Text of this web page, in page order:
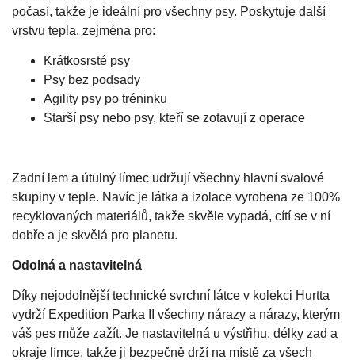
počasí, takže je ideální pro všechny psy. Poskytuje další
vrstvu tepla, zejména pro:
Krátkosrsté psy
Psy bez podsady
Agility psy po tréninku
Starší psy nebo psy, kteří se zotavují z operace
Zadní lem a útulný límec udržují všechny hlavní svalové
skupiny v teple. Navíc je látka a izolace vyrobena ze 100%
recyklovaných materiálů, takže skvěle vypadá, cítí se v ní
dobře a je skvělá pro planetu.
Odolná a nastavitelná
Díky nejodolnější technické svrchní látce v kolekci Hurtta
vydrží Expedition Parka II všechny nárazy a nárazy, kterým
váš pes může zažít. Je nastavitelná u výstřihu, délky zad a
okraje límce, takže ji bezpečně drží na místě za všech